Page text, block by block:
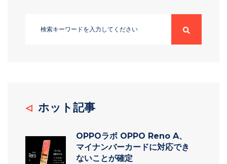
ホット記事
OPPOラボ OPPO Reno A、
マイナンバーカードに対応でき
ないことが確定